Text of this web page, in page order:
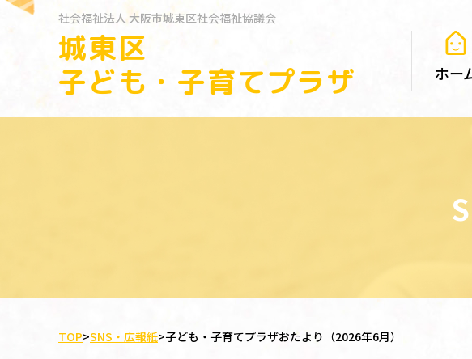
社会福祉法人大阪市城東区社会福祉協議会
城東区
子ども・子育てプラザ
ホー
TOP>SNS・広報紙>子ども・子育てプラザおたより（2026年6月）